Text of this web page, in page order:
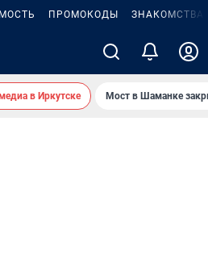
ПРОМОКОДЫ ЗНАКОМСТВА
в Иркутске Мост в Шаманке